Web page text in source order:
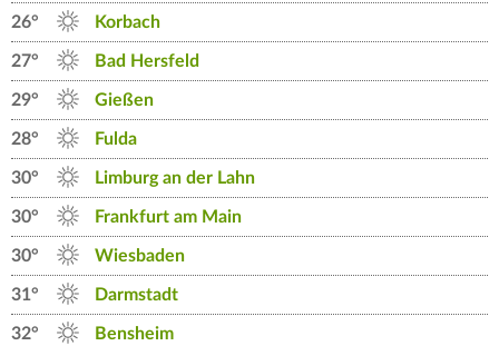
26° Korbach
27° Bad Hersfeld
29° Gießen
28° Fulda
30° Limburg an der Lahn
30° Frankfurt am Main
30° Wiesbaden
31° Darmstadt
32° Bensheim